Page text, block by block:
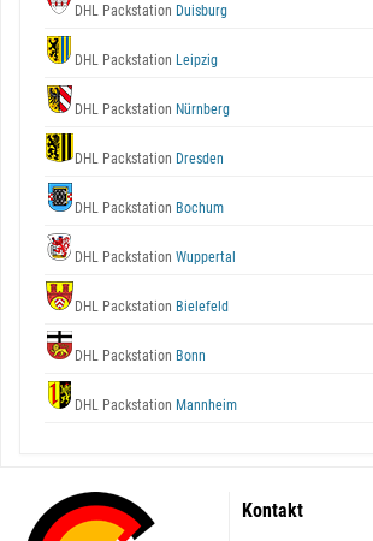
DHL Packstation Duisburg
DHL Packstation Leipzig
DHL Packstation Nürnberg
DHL Packstation Dresden
DHL Packstation Bochum
DHL Packstation Wuppertal
DHL Packstation Bielefeld
DHL Packstation Bonn
DHL Packstation Mannheim
Kontakt